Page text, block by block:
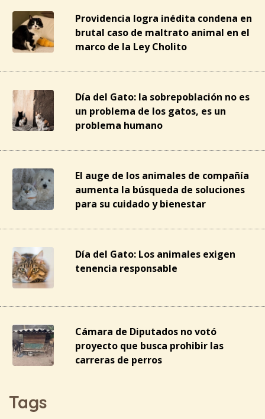
Providencia logra inédita condena en
brutal caso de maltrato animal en el
marco de la Ley Cholito
Día del Gato: la sobrepoblación no es
un problema de los gatos, es un
problema humano
El auge de los animales de compañía
aumenta la búsqueda de soluciones
para su cuidado y bienestar
Día del Gato: Los animales exigen
tenencia responsable
Cámara de Diputados no votó
proyecto que busca prohibir las
carreras de perros
Tags